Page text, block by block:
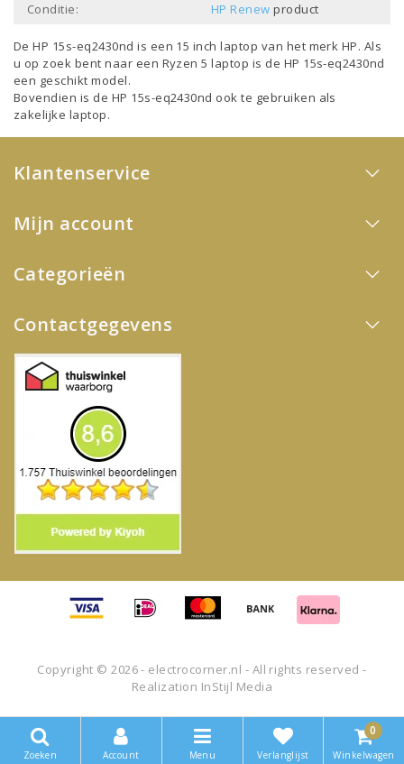
Conditie:
HP Renew product
De HP 15s-eq2430nd is een 15 inch laptop van het merk HP. Als
u op zoek bent naar een Ryzen 5 laptop is de HP 15s-eq2430nd
een geschikt model.
Bovendien is de HP 15s-eq2430nd ook te gebruiken als
zakelijke laptop.
Klantenservice
Mijn account
Categorieën
Contactgegevens
Copyright © 2026 - electrocorner.nl - All rights reserved -
Realization InStijl Media
Zoeken Account Menu Verlanglijst
0
Winkelwagen